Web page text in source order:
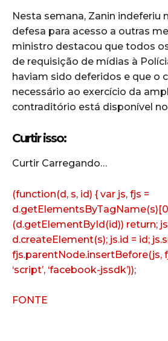
Nesta semana, Zanin indeferiu
defesa para acesso a outras
ministro destacou que todos
de requisição de mídias à
haviam sido deferidos e que o
necessário ao exercício da
contraditório está disponível
Curtir isso:
Curtir Carregando…
(function(d, s, id) { var js, fjs =
(d.getElementById(id)) return; js
d.createElement(s); js.id = id;
fjs.parentNode.insertBefore(js,
‘script’, ‘facebook-jssdk’));
FONTE